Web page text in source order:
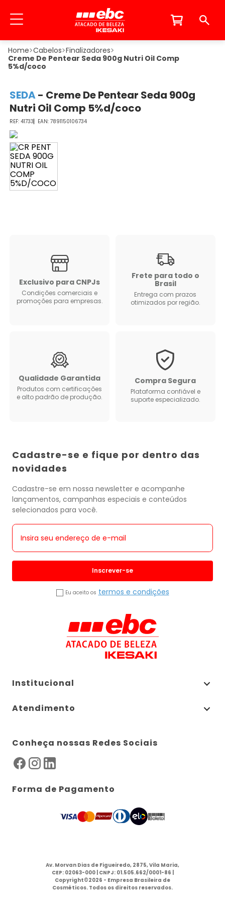
Cabelos Finalizadores
Creme De Pentear Seda 900g Nutri Oil Comp
5%d/coco
SEDA- Creme De Pentear Seda 900g
Nutri Oil Comp 5%d/coco
41733 7891150106734
Exclusivo para CNPJs
Condições comerciais e
promoções para empresas.
Frete para todo o
Brasil
Entrega com prazos
otimizados por região.
Qualidade Garantida
Produtos com certificações
e alto padrão de produção.
Compra Segura
Plataforma confiável e
suporte especializado.
Cadastre-se e fique por dentro das
novidades
Cadastre-se em nossa newsletter e acompanhe
lançamentos, campanhas especiais e conteúdos
selecionados para você.
Inscrever-se
Eu aceito os termos e condições
Institucional
Atendimento
Conheça nossas Redes Sociais
Forma de Pagamento
Av. Morvan Dias de Figueiredo, 2875, Vila Maria,
CEP: 02063-000 | CNPJ: 01.505.662/0001-86 |
Copyright©2026 - Empresa Brasileira de
Cosméticos. Todos os direitos reservados.